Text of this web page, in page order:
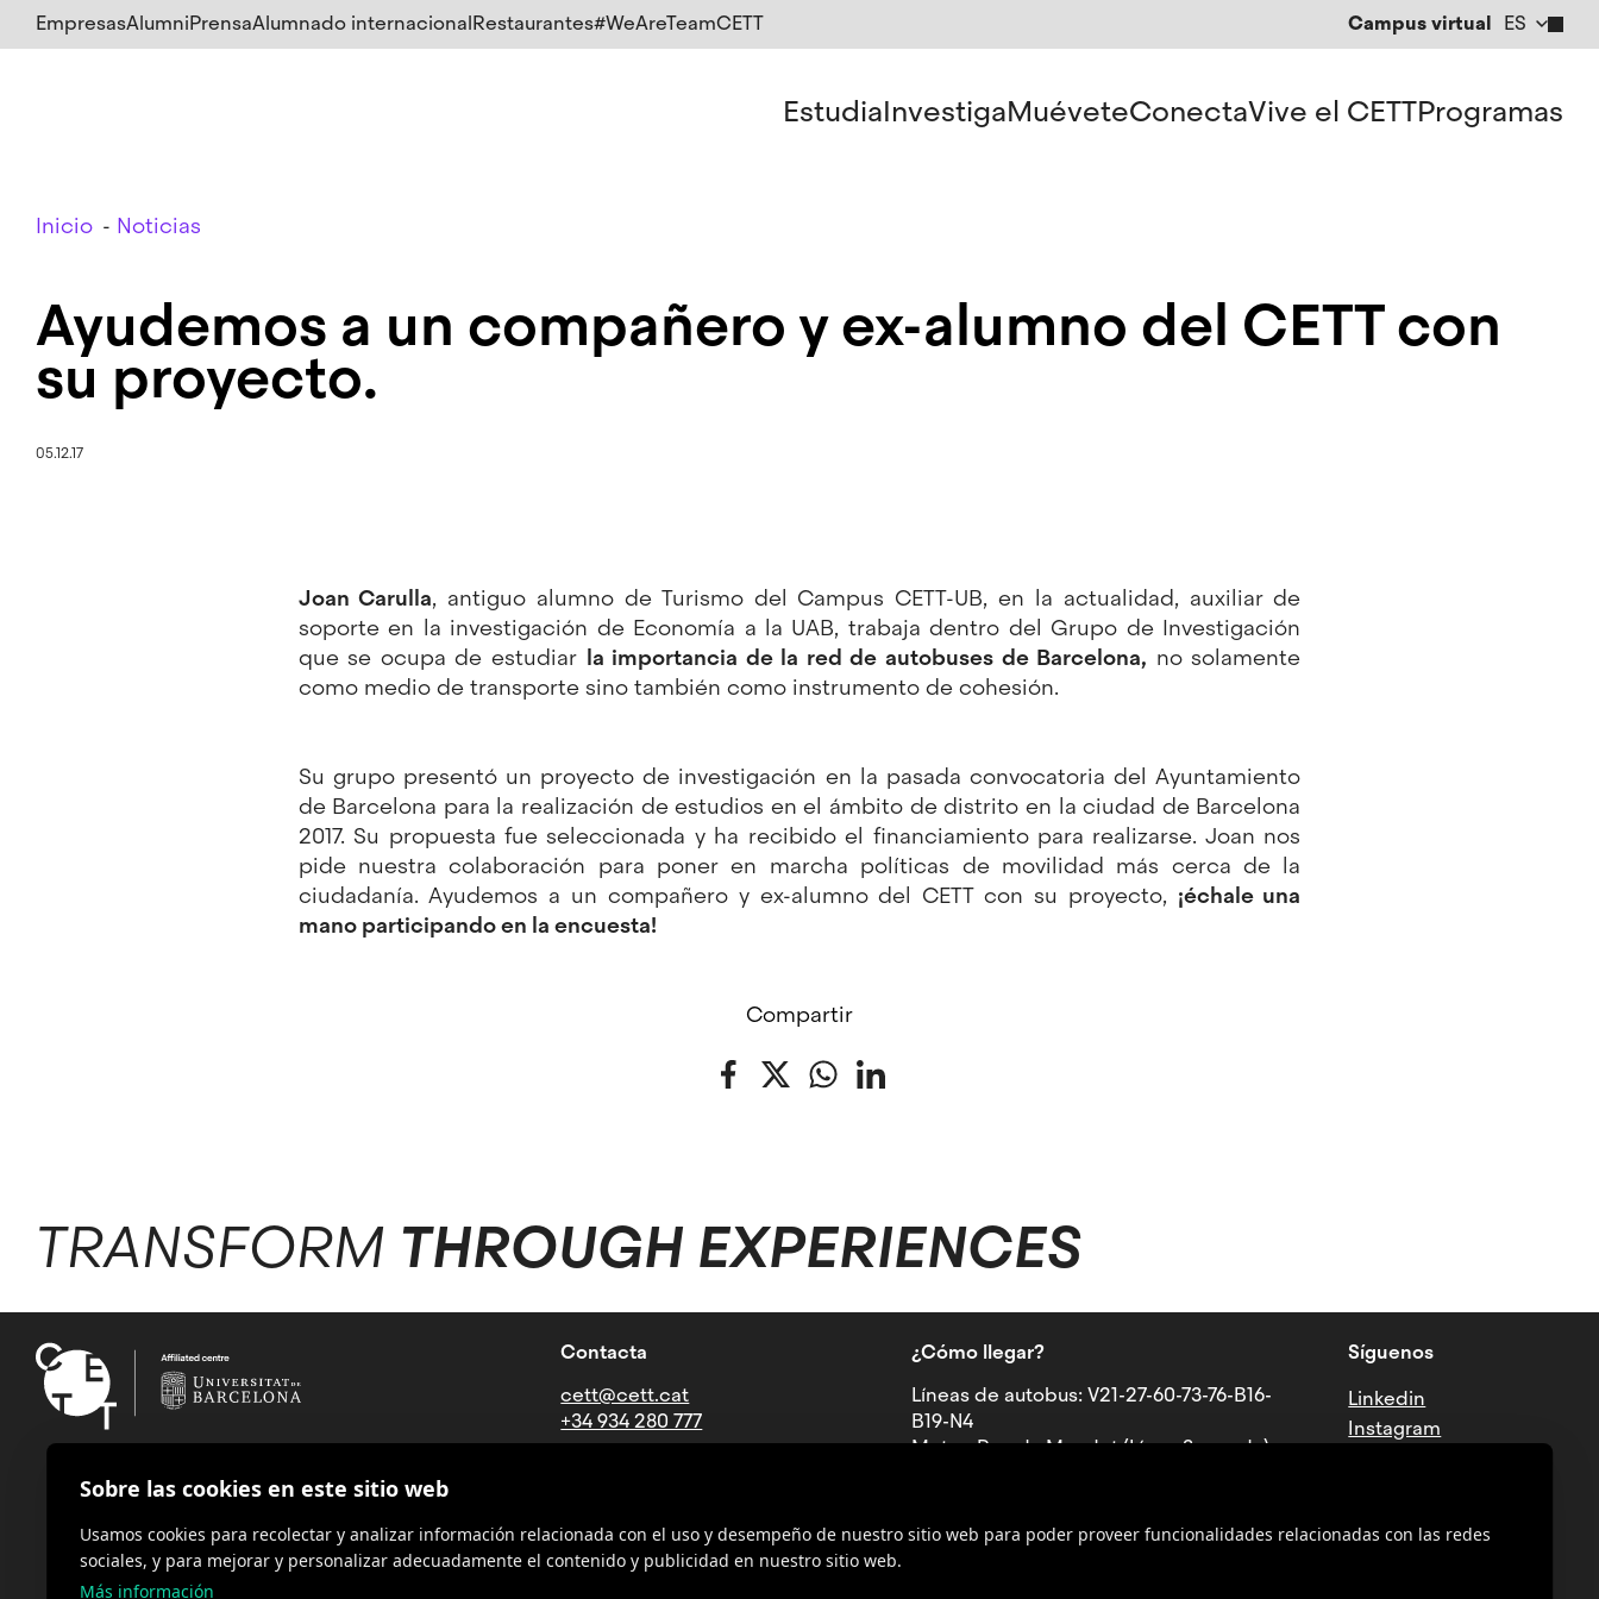
Salta
al
EmpresasAlumniPrensaAlumnado internacionalRestaurantes#WeAreTeamCETT Campus virtual ES
CA
EstudiaInvestigaMuéveteConectaVive el CETTProgramas
Breadcrumb
Inicio Noticias
Ayudemos a un compañero y ex-alumno del CETT con
su proyecto.
05.12.17
Joan Carulla, antiguo alumno de Turismo del Campus CETT-UB, en la actualidad, auxiliar de
soporte en la investigación de Economía a la UAB, trabaja dentro del Grupo de Investigación
que se ocupa de estudiar la importancia de la red de autobuses de Barcelona, no solamente
como medio de transporte sino también como instrumento de cohesión.
Su grupo presentó un proyecto de investigación en la pasada convocatoria del Ayuntamiento
de Barcelona para la realización de estudios en el ámbito de distrito en la ciudad de Barcelona
2017. Su propuesta fue seleccionada y ha recibido el financiamiento para realizarse. Joan nos
pide nuestra colaboración para poner en marcha políticas de movilidad más cerca de la
ciudadanía. Ayudemos a un compañero y ex-alumno del CETT con su proyecto, ¡échale una
mano participando en la encuesta!
Compartir
Facebook
TwitterWhatsApp
LinkedIn
TRANSFORM THROUGH EXPERIENCES
Contacta
cett@cett.cat
+34 934 280 777
¿Cómo llegar?
Líneas de autobus: V21-27-60-73-76-B16-
B19-N4
Metro: Parada Mundet (Línea 3 - verde)
Síguenos
Linkedin
Instagram
Sobre las cookies en este sitio web
Usamos cookies para recolectar y analizar información relacionada con el uso y desempeño de nuestro sitio web para poder proveer funcionalidades relacionadas con las redes
sociales, y para mejorar y personalizar adecuadamente el contenido y publicidad en nuestro sitio web.
Más información